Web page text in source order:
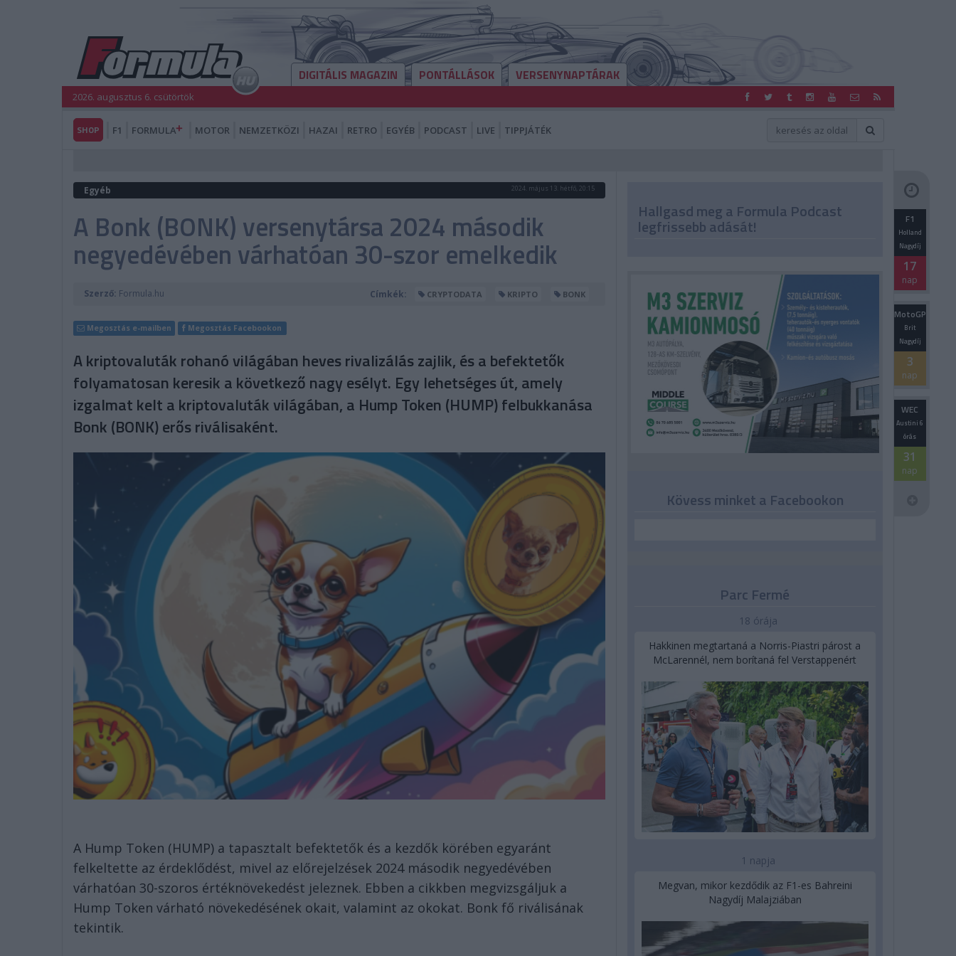
DIGITÁLIS MAGAZIN PONTÁLLÁSOK VERSENYNAPTÁRAK
2026. augusztus 6. csütörtök
SHOP F1 FORMULA MOTOR NEMZETKÖZI HAZAI RETRO EGYÉB PODCAST LIVE TIPPJÁTÉK
Egyéb 2024. május 13. hétfő, 20:15
A Bonk (BONK) versenytársa 2024 második
negyedévében várhatóan 30-szor emelkedik
Szerző: Formula.hu Címkék: CRYPTODATA KRIPTO BONK
Megosztás e-mailben Megosztás Facebookon
A kriptovaluták rohanó világában heves rivalizálás zajlik, és a befektetők
folyamatosan keresik a következő nagy esélyt. Egy lehetséges út, amely
izgalmat kelt a kriptovaluták világában, a Hump Token (HUMP) felbukkanása
Bonk (BONK) erős riválisaként.
A Hump Token (HUMP) a tapasztalt befektetők és a kezdők körében egyaránt
felkeltette az érdeklődést, mivel az előrejelzések 2024 második negyedévében
várhatóan 30-szoros értéknövekedést jeleznek. Ebben a cikkben megvizsgáljuk a
Hump Token várható növekedésének okait, valamint az okokat. Bonk fő riválisának
tekintik.
Hallgasd meg a Formula Podcast
legfrissebb adását! F1
Holland
Nagydíj
17
nap
MotoGP
Brit
Nagydíj
3
nap
WEC
Austini 6
órás
31
nap
Kövess minket a Facebookon
Parc Fermé
18 órája
Hakkinen megtartaná a Norris-Piastri párost a
McLarennél, nem borítaná fel Verstappenért
1 napja
Megvan, mikor kezdődik az F1-es Bahreini
Nagydíj Malajziában